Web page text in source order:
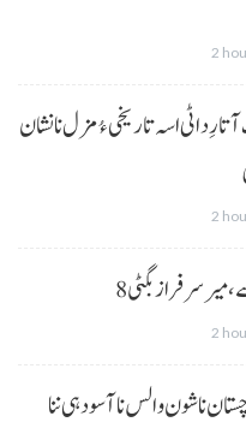
2
رِد اٹی اسہ تاریخی ءُ مزل نا نشان
2
میرسرفراز بگٹی
2
نا شون و الس نا آسودہی ننا